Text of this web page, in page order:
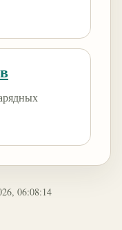
06:08:14